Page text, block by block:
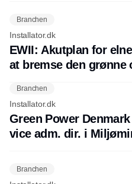
Branchen
Installator.dk
EWII: Akutplan for
at bremse den grønne
Branchen
Installator.dk
Green Power
vice adm. dir. i
Branchen